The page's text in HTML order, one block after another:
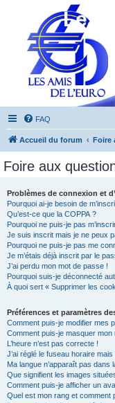
Les
FAQ
Accueil du forum Foire
Foire aux
Problèmes de connexion et
Pourquoi ai-je besoin de
Qu’est-ce que la COPPA ?
Pourquoi ne puis-je pas
Je suis inscrit mais je ne peux
Pourquoi ne puis-je pas me
Je m’étais déjà inscrit par le
J’ai perdu mon mot de passe !
Pourquoi suis-je déconnecté
À quoi sert « Supprimer les
Préférences et paramètres
Comment puis-je modifier mes
Comment puis-je masquer mon
L’heure n’est pas correcte !
J’ai réglé le fuseau horaire
Ma langue n’apparaît pas dans
Que signifient les images
Comment puis-je afficher un
Quel est mon rang et comment